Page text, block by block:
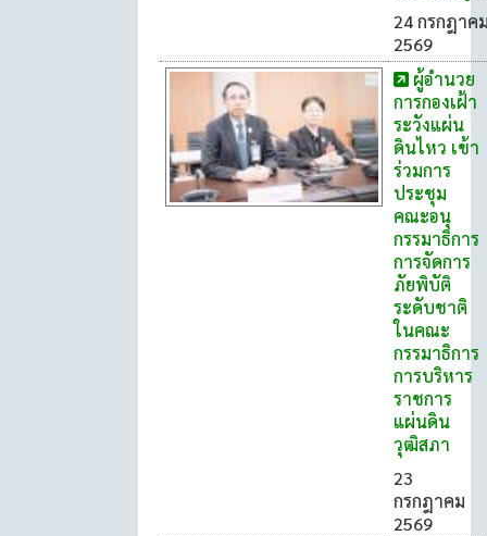
24 กรกฎาค
2569
ผู้อำนวย
การกองเฝ้า
ระวังแผ่น
ดินไหว เข้า
ร่วมการ
ประชุม
คณะอนุ
กรรมาธิการ
การจัดการ
ภัยพิบัติ
ระดับชาติ
ในคณะ
กรรมาธิการ
การบริหาร
ราชการ
แผ่นดิน
วุฒิสภา
23
กรกฎาคม
2569